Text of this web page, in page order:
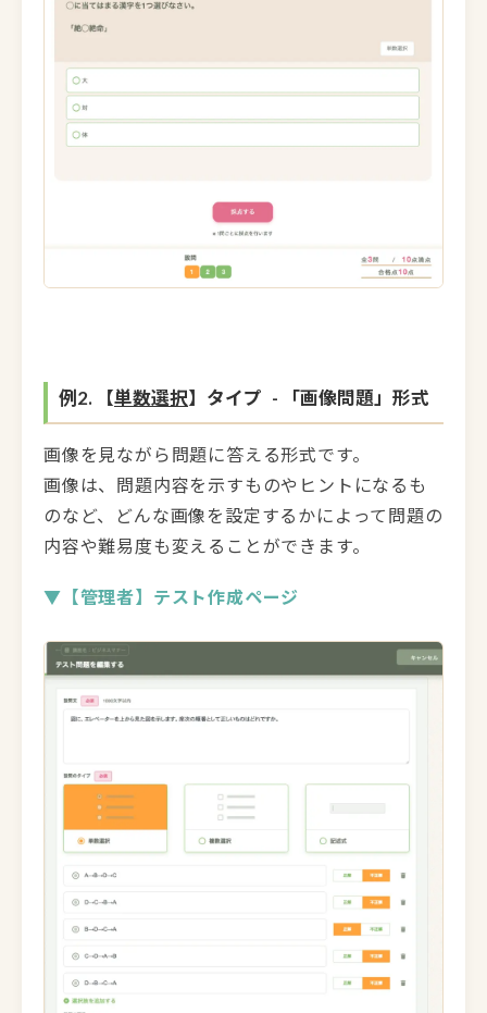
例2. 【単数選択】タイプ - 「画像問題」形式
画像を見ながら問題に答える形式です。
画像は、問題内容を示すものやヒントになるも
のなど、どんな画像を設定するかによって問題の
内容や難易度も変えることができます。
▼【管理者】テスト作成ページ